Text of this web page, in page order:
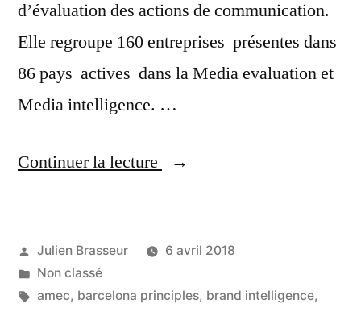
d’évaluation des actions de communication.
Elle regroupe 160 entreprises présentes dans
86 pays actives dans la Media evaluation et
Media intelligence. …
Continuer la lecture
« [PODCAST]
of
IT
Publié
par
Julien Brasseur
6 avril 2018
Publié
dans
Non classé
Étiquettes :
amec, barcelona principles, brand intelligence,